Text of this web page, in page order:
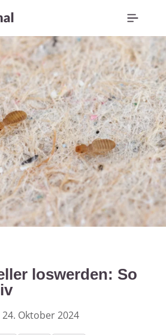
loswerden: So
24. Oktober 2024